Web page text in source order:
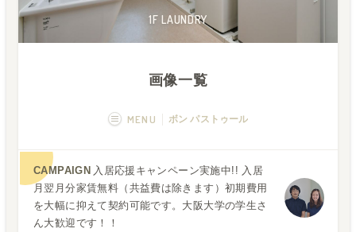
1F ENVIRONMENT
1F LAUNDRY
1F OTHER
3F ROOM
2F OTHER
1F OTHER
2F LIVINGROOM
2F ROOM
1F ENVIRONMENT
1F LAUNDRY
画像一覧
MENU ボン パストゥール
空室状況 運営者
フカボリ記事
CAMPAIGN 入居応援キャンペーン実施中!! 入居
月翌月分家賃無料（共益費は除きます）初期費用
を大幅に抑えて契約可能です。大阪大学の学生さ
ん大歓迎です！！